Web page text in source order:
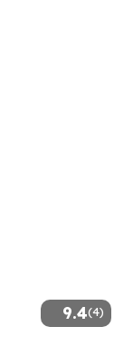
9.4(4)